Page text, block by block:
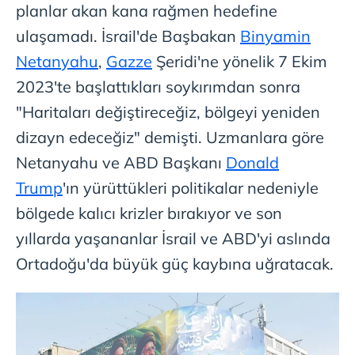
planlar akan kana rağmen hedefine
ulaşamadı. İsrail'de Başbakan Binyamin
Netanyahu, Gazze Şeridi'ne yönelik 7 Ekim
2023'te başlattıkları soykırımdan sonra
"Haritaları değiştireceğiz, bölgeyi yeniden
dizayn edeceğiz" demişti. Uzmanlara göre
Netanyahu ve ABD Başkanı Donald
Trump'ın yürüttükleri politikalar nedeniyle
bölgede kalıcı krizler bırakıyor ve son
yıllarda yaşananlar İsrail ve ABD'yi aslında
Ortadoğu'da büyük güç kaybına uğratacak.